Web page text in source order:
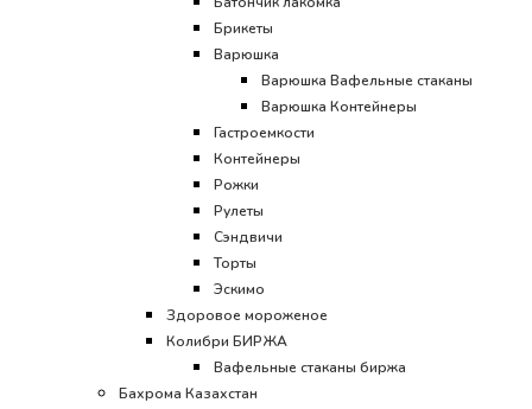
Брикеты
Варюшка
Варюшка Вафельные стаканы
Варюшка Контейнеры
Гастроемкости
Контейнеры
Рожки
Рулеты
Сэндвичи
Торты
Эскимо
Здоровое мороженое
Колибри БИРЖА
Вафельные стаканы биржа
Бахрома Казахстан